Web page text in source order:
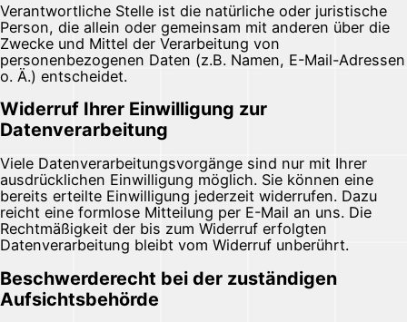
Verantwortliche Stelle ist die natürliche oder juristische
Person, die allein oder gemeinsam mit anderen über die
Zwecke und Mittel der Verarbeitung von
personenbezogenen Daten (z.B. Namen, E-Mail-Adressen
o. Ä.) entscheidet.
Widerruf Ihrer Einwilligung zur
Datenverarbeitung
Viele Datenverarbeitungsvorgänge sind nur mit Ihrer
ausdrücklichen Einwilligung möglich. Sie können eine
bereits erteilte Einwilligung jederzeit widerrufen. Dazu
reicht eine formlose Mitteilung per E-Mail an uns. Die
Rechtmäßigkeit der bis zum Widerruf erfolgten
Datenverarbeitung bleibt vom Widerruf unberührt.
Beschwerderecht bei der zuständigen
Aufsichtsbehörde